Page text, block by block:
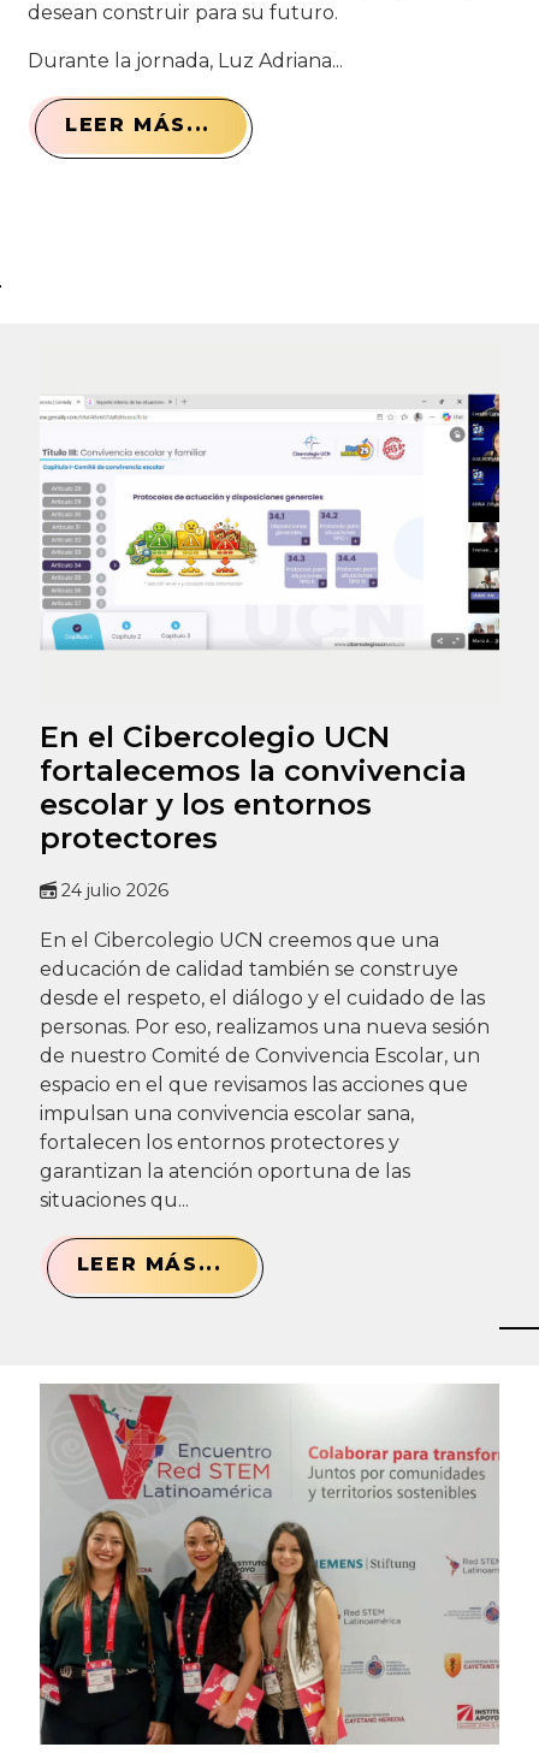
desean construir para su futuro.
Durante la jornada, Luz Adriana...
LEER MÁS...
En el Cibercolegio UCN
fortalecemos la convivencia
escolar y los entornos
protectores
24 julio 2026
En el Cibercolegio UCN creemos que una
educación de calidad también se construye
desde el respeto, el diálogo y el cuidado de las
personas. Por eso, realizamos una nueva sesión
de nuestro Comité de Convivencia Escolar, un
espacio en el que revisamos las acciones que
impulsan una convivencia escolar sana,
fortalecen los entornos protectores y
garantizan la atención oportuna de las
situaciones qu...
LEER MÁS...